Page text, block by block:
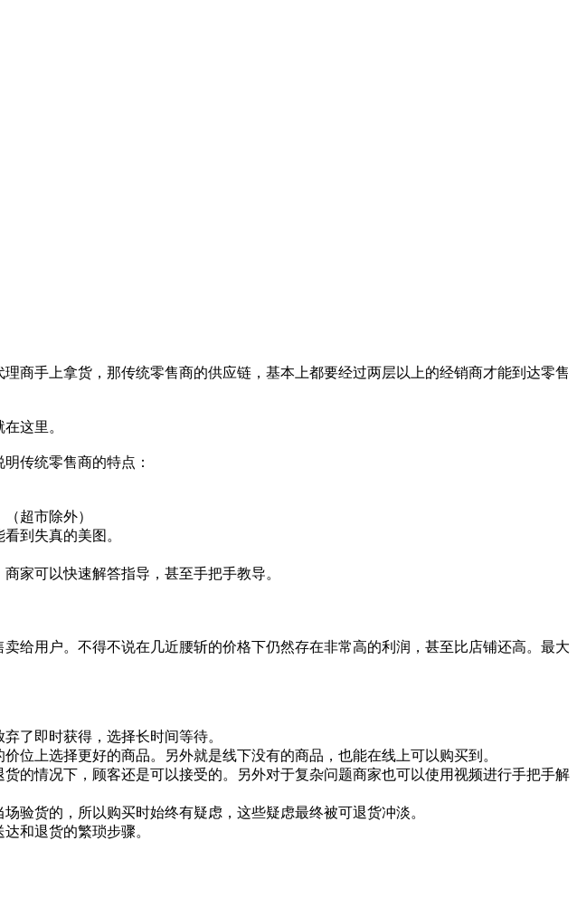
手上拿货，那传统零售商的供应链，基本上都要经过两层以上的经销商才能到达零售
这里。
传统零售商的特点：
超市除外）
到失真的美图。
家可以快速解答指导，甚至手把手教导。
给用户。不得不说在几近腰斩的价格下仍然存在非常高的利润，甚至比店铺还高。最大
了即时获得，选择长时间等待。
位上选择更好的商品。另外就是线下没有的商品，也能在线上可以购买到。
的情况下，顾客还是可以接受的。另外对于复杂问题商家也可以使用视频进行手把手解
验货的，所以购买时始终有疑虑，这些疑虑最终被可退货冲淡。
和退货的繁琐步骤。